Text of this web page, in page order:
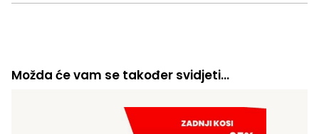
Možda će vam se također svidjeti…